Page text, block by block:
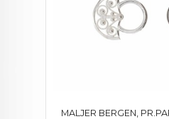
MALJER BERGEN,